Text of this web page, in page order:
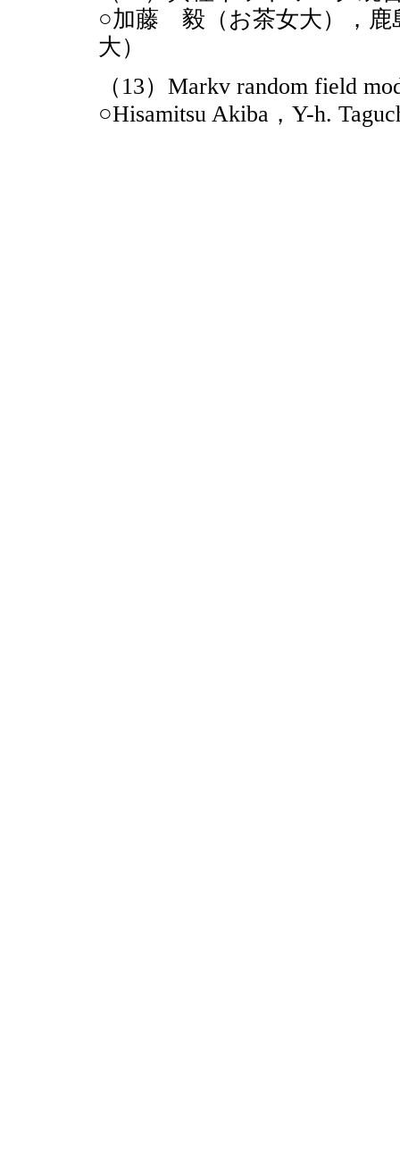
○加藤 毅（お茶女大），
大）
（13）Markv random field
○Hisamitsu Akiba，Y-h.